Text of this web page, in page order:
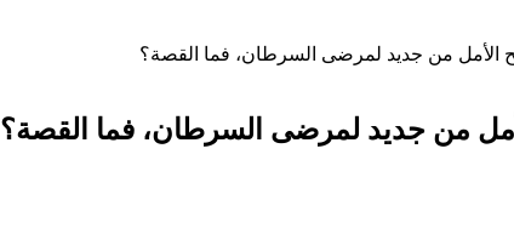
الأمل من جديد لمرضى السرطان، فما القصة؟
من جديد لمرضى السرطان، فما القصة؟